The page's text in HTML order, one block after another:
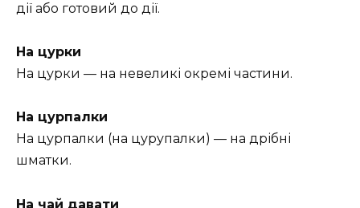
дії або готовий до дії.
На цурки
На цурки — на невеликі окремі частини.
На цурпалки
На цурпалки (на цурупалки) — на дрібні
шматки.
На чай давати